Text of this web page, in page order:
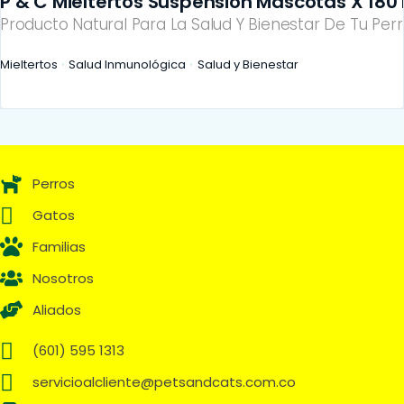
Producto Natural Para La Salud Y Bienestar De Tu
Mieltertos Salud Inmunológica Salud y Bienestar
Perros
Gatos
Familias
Nosotros
Aliados
(601) 595 1313
servicioalcliente@petsandcats.com.co